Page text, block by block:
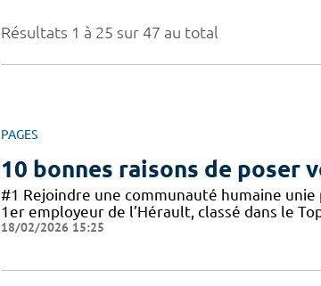
Résultats 1 à 25 sur 47 au total
PAGES
10 bonnes raisons de poser
#1 Rejoindre une communauté humaine
1er employeur de l’Hérault, classé dans le
18/02/2026 15:25